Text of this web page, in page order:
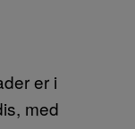
er i
med